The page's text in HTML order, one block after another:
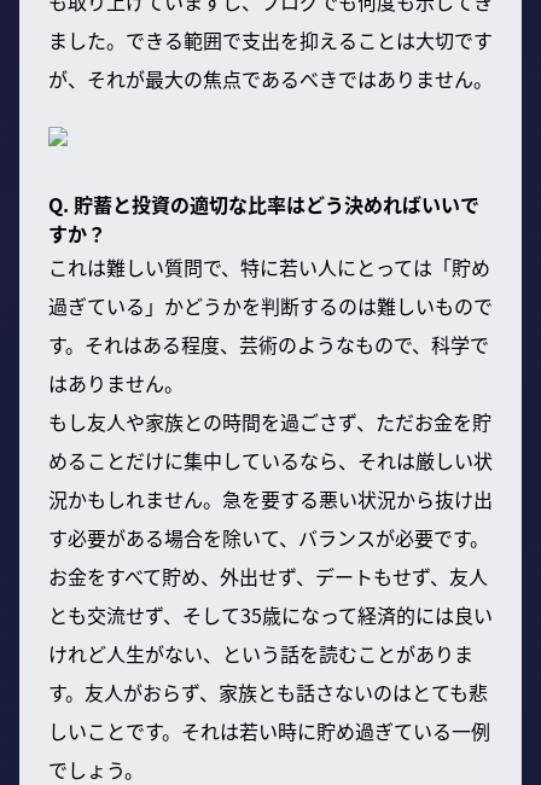
ました。できる範囲で支出を抑えることは大切です
が、それが最大の焦点であるべきではありません。
Q. 貯蓄と投資の適切な比率はどう決めればいいで
すか？
これは難しい質問で、特に若い人にとっては「貯め
過ぎている」かどうかを判断するのは難しいもので
す。それはある程度、芸術のようなもので、科学で
はありません。
もし友人や家族との時間を過ごさず、ただお金を貯
めることだけに集中しているなら、それは厳しい状
況かもしれません。急を要する悪い状況から抜け出
す必要がある場合を除いて、バランスが必要です。
お金をすべて貯め、外出せず、デートもせず、友人
とも交流せず、そして35歳になって経済的には良い
けれど人生がない、という話を読むことがありま
す。友人がおらず、家族とも話さないのはとても悲
しいことです。それは若い時に貯め過ぎている一例
でしょう。